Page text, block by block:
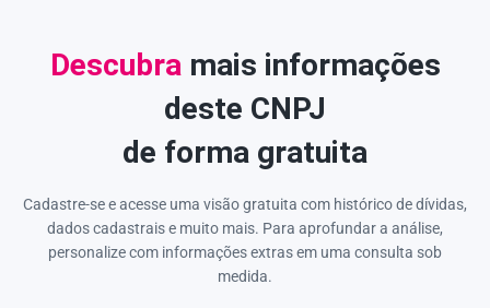
Descubra mais informações
deste CNPJ
de forma gratuita
Cadastre-se e acesse uma visão gratuita com histórico de dívidas,
dados cadastrais e muito mais. Para aprofundar a análise,
personalize com informações extras em uma consulta sob
medida.